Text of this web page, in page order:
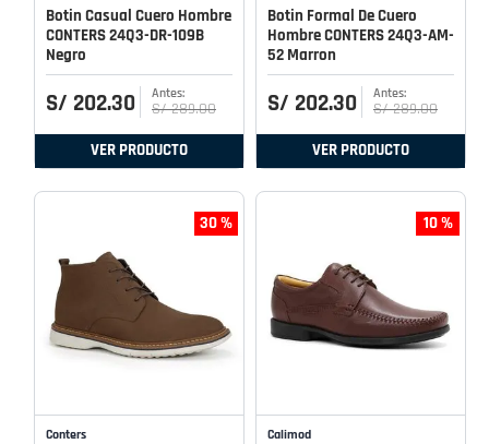
Botin Casual Cuero Hombre
CONTERS 24Q3-DR-109B
Negro
S/ 202.30 S/ 289.00
VER PRODUCTO
Botin Formal De Cuero
Hombre CONTERS 24Q3-AM-
52 Marron
S/ 202.30 S/ 289.00
VER PRODUCTO
30 %
Conters
10 %
Calimod